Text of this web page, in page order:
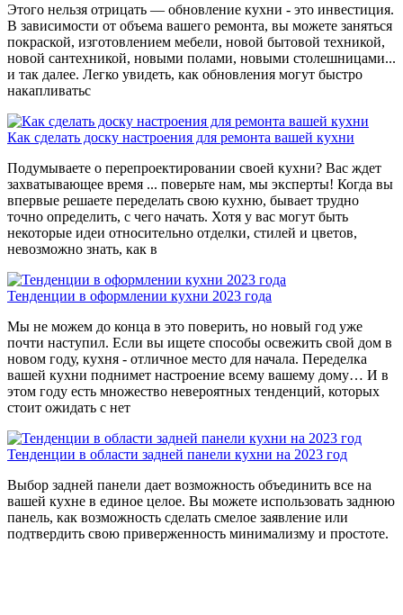
Этого нельзя отрицать — обновление кухни - это инвестиция.
В зависимости от объема вашего ремонта, вы можете заняться
покраской, изготовлением мебели, новой бытовой техникой,
новой сантехникой, новыми полами, новыми столешницами...
и так далее. Легко увидеть, как обновления могут быстро
накапливатьс
Как сделать доску настроения для ремонта вашей кухни
Подумываете о перепроектировании своей кухни? Вас ждет
захватывающее время ... поверьте нам, мы эксперты! Когда вы
впервые решаете переделать свою кухню, бывает трудно
точно определить, с чего начать. Хотя у вас могут быть
некоторые идеи относительно отделки, стилей и цветов,
невозможно знать, как в
Тенденции в оформлении кухни 2023 года
Мы не можем до конца в это поверить, но новый год уже
почти наступил. Если вы ищете способы освежить свой дом в
новом году, кухня - отличное место для начала. Переделка
вашей кухни поднимет настроение всему вашему дому… И в
этом году есть множество невероятных тенденций, которых
стоит ожидать с нет
Тенденции в области задней панели кухни на 2023 год
Выбор задней панели дает возможность объединить все на
вашей кухне в единое целое. Вы можете использовать заднюю
панель, как возможность сделать смелое заявление или
подтвердить свою приверженность минимализму и простоте.